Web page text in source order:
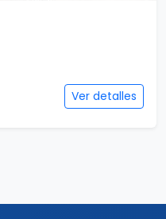
Ver detalles